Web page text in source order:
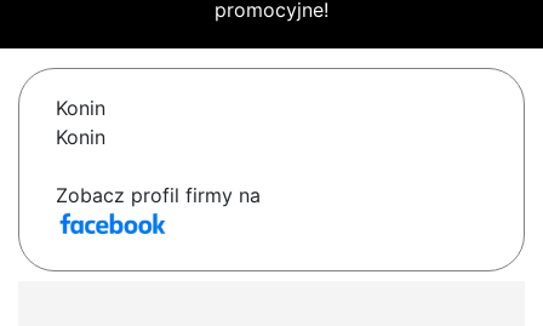
promocyjne!
Konin
Konin
Zobacz profil firmy na